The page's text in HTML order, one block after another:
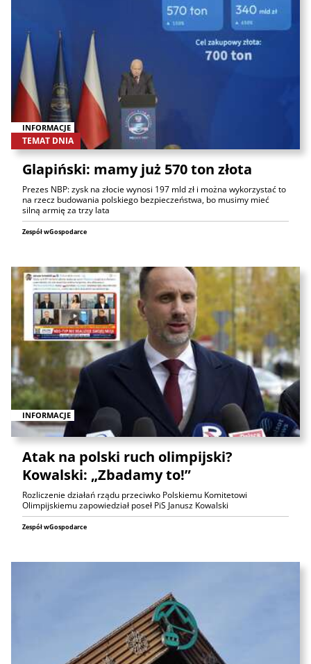
INFORMACJE
TEMAT DNIA
Glapiński: mamy już 570 ton złota
Prezes NBP: zysk na złocie wynosi 197 mld zł i można wykorzystać to
na rzecz budowania polskiego bezpieczeństwa, bo musimy mieć
silną armię za trzy lata
Zespół wGospodarce
INFORMACJE
Atak na polski ruch olimpijski?
Kowalski: „Zbadamy to!”
Rozliczenie działań rządu przeciwko Polskiemu Komitetowi
Olimpijskiemu zapowiedział poseł PiS Janusz Kowalski
Zespół wGospodarce